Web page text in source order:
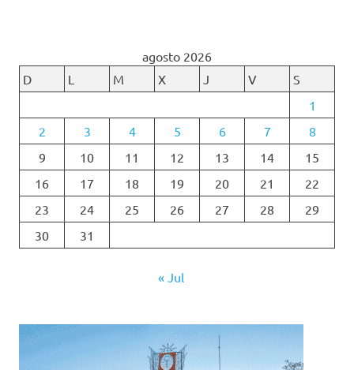
agosto 2026
D
L M X J V
S
1
2
3 4 5 6 7
8
9
10 11 12 13 14
15
16
17 18 19 20 21
22
23
24 25 26 27 28
29
30
31
« Jul